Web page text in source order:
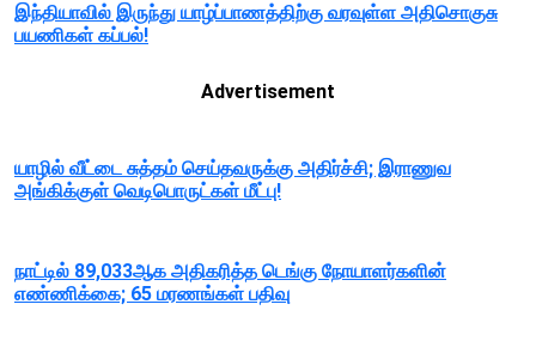
இந்தியாவில் இருந்து யாழ்ப்பாணத்திற்கு வரவுள்ள அதிசொகுசு
பயணிகள் கப்பல்!
Advertisement
யாழில் வீட்டை சுத்தம் செய்தவருக்கு அதிர்ச்சி; இராணுவ
அங்கிக்குள் வெடிபொருட்கள் மீட்பு!
நாட்டில் 89,033ஆக அதிகரித்த டெங்கு நோயாளர்களின்
எண்ணிக்கை; 65 மரணங்கள் பதிவு